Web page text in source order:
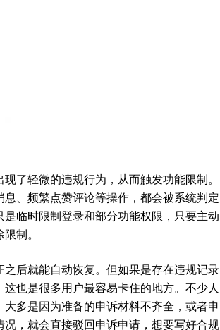
了轻微的违规行为，从而触发功能限制。
、频繁点赞评论等操作，都会被系统判定
临时限制登录和部分功能权限，只要主动
制。
后就能自动恢复。但如果是存在违规记录
也是很多用户最容易卡住的地方。不少人
多是因为准备的申诉材料不齐全，或者申
，就会直接驳回申诉申请，想要写好合规